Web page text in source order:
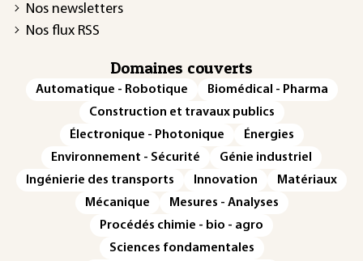
Nos newsletters
Nos flux RSS
Domaines couverts
Automatique - Robotique
Biomédical - Pharma
Construction et travaux publics
Électronique - Photonique
Énergies
Environnement - Sécurité
Génie industriel
Ingénierie des transports
Innovation
Matériaux
Mécanique
Mesures - Analyses
Procédés chimie - bio - agro
Sciences fondamentales